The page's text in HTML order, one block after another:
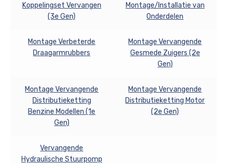
Koppelingset Vervangen
(3e Gen)
Montage/Installatie van
Onderdelen
Montage Verbeterde
Draagarmrubbers
Montage Vervangende
Gesmede Zuigers (2e
Gen)
Montage Vervangende
Distributieketting
Benzine Modellen (1e
Gen)
Montage Vervangende
Distributieketting Motor
(2e Gen)
Vervangende
Hydraulische Stuurpomp